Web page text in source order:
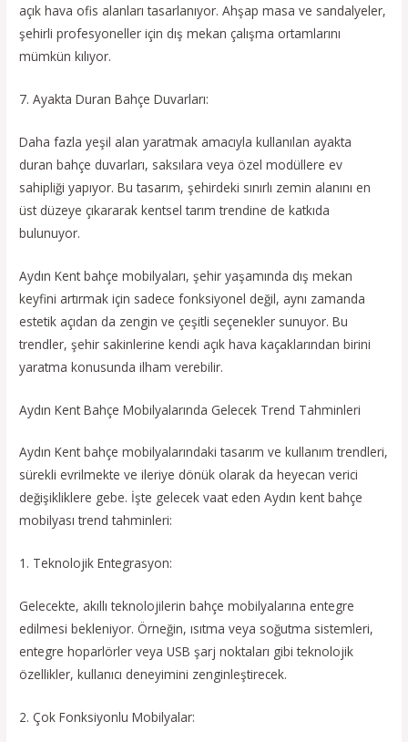
açık hava ofis alanları tasarlanıyor. Ahşap masa ve sandalyeler,
şehirli profesyoneller için dış mekan çalışma ortamlarını
mümkün kılıyor.
7. Ayakta Duran Bahçe Duvarları:
Daha fazla yeşil alan yaratmak amacıyla kullanılan ayakta
duran bahçe duvarları, saksılara veya özel modüllere ev
sahipliği yapıyor. Bu tasarım, şehirdeki sınırlı zemin alanını en
üst düzeye çıkararak kentsel tarım trendine de katkıda
bulunuyor.
Aydın Kent bahçe mobilyaları, şehir yaşamında dış mekan
keyfini artırmak için sadece fonksiyonel değil, aynı zamanda
estetik açıdan da zengin ve çeşitli seçenekler sunuyor. Bu
trendler, şehir sakinlerine kendi açık hava kaçaklarından birini
yaratma konusunda ilham verebilir.
Aydın Kent Bahçe Mobilyalarında Gelecek Trend Tahminleri
Aydın Kent bahçe mobilyalarındaki tasarım ve kullanım trendleri,
sürekli evrilmekte ve ileriye dönük olarak da heyecan verici
değişikliklere gebe. İşte gelecek vaat eden Aydın kent bahçe
mobilyası trend tahminleri:
1. Teknolojik Entegrasyon:
Gelecekte, akıllı teknolojilerin bahçe mobilyalarına entegre
edilmesi bekleniyor. Örneğin, ısıtma veya soğutma sistemleri,
entegre hoparlörler veya USB şarj noktaları gibi teknolojik
özellikler, kullanıcı deneyimini zenginleştirecek.
2. Çok Fonksiyonlu Mobilyalar: